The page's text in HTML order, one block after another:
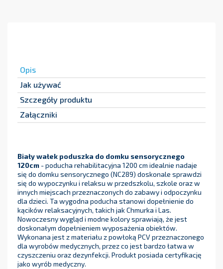
Opis
Jak używać
Szczegóły produktu
Załączniki
Biały wałek poduszka do domku sensorycznego
120cm - poducha rehabilitacyjna 1200 cm idealnie nadaje
się do domku sensorycznego (NC289) doskonale sprawdzi
się do wypoczynku i relaksu w przedszkolu, szkole oraz w
innych miejscach przeznaczonych do zabawy i odpoczynku
dla dzieci. Ta wygodna poducha stanowi dopełnienie do
kącików relaksacyjnych, takich jak Chmurka i Las.
Nowoczesny wygląd i modne kolory sprawiają, że jest
doskonałym dopełnieniem wyposażenia obiektów.
Wykonana jest z materiału z powłoką PCV przeznaczonego
dla wyrobów medycznych, przez co jest bardzo łatwa w
czyszczeniu oraz dezynfekcji. Produkt posiada certyfikację
jako wyrób medyczny.